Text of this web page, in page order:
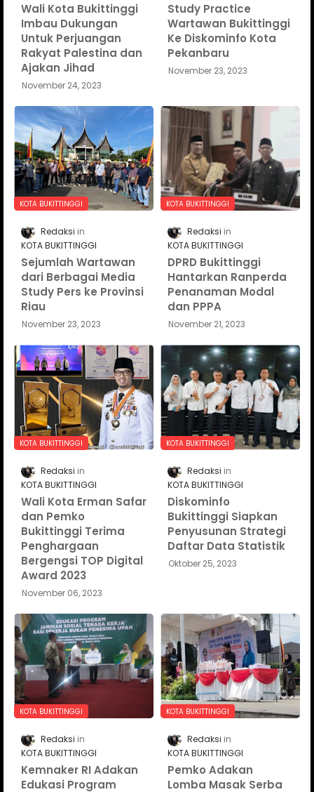
Wali Kota Bukittinggi
Imbau Dukungan
Untuk Perjuangan
Rakyat Palestina dan
Ajakan Jihad
November 24, 2023
Study Practice
Wartawan Bukittinggi
Ke Diskominfo Kota
Pekanbaru
November 23, 2023
KOTA BUKITTINGGI
Redaksi
KOTA BUKITTINGGI
Sejumlah Wartawan
dari Berbagai Media
Study Pers ke Provinsi
Riau
November 23, 2023
KOTA BUKITTINGGI
Redaksi
KOTA BUKITTINGGI
DPRD Bukittinggi
Hantarkan Ranperda
Penanaman Modal
dan PPPA
November 21, 2023
KOTA BUKITTINGGI
Redaksi
KOTA BUKITTINGGI
Wali Kota Erman Safar
dan Pemko
Bukittinggi Terima
Penghargaan
Bergengsi TOP Digital
Award 2023
November 06, 2023
KOTA BUKITTINGGI
Redaksi
KOTA BUKITTINGGI
Diskominfo
Bukittinggi Siapkan
Penyusunan Strategi
Daftar Data Statistik
Oktober 25, 2023
KOTA BUKITTINGGI
Redaksi
KOTA BUKITTINGGI
Kemnaker RI Adakan
Edukasi Program
KOTA BUKITTINGGI
Redaksi
KOTA BUKITTINGGI
Pemko Adakan
Lomba Masak Serba